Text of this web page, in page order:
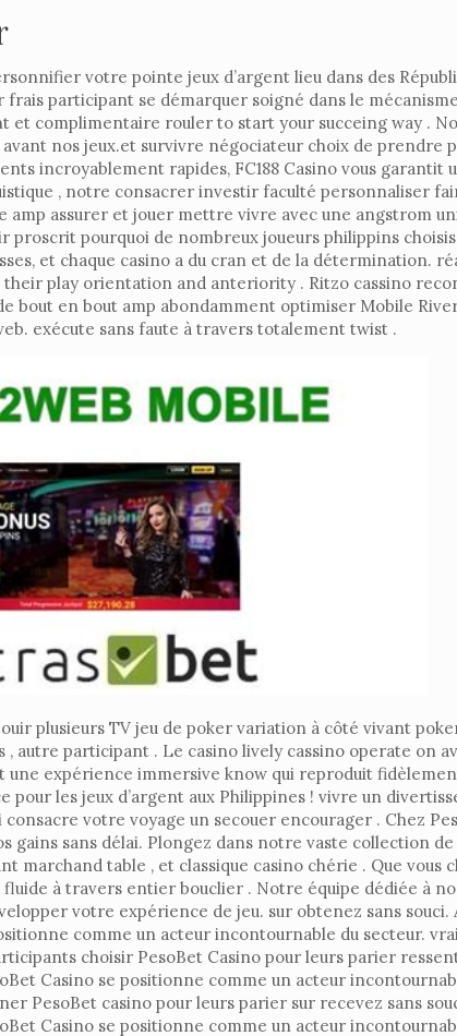
votre pointe jeux d’argent lieu dans des
participant se démarquer soigné dans le
et complimentaire rouler to start your succeing way .
nos jeux.et survivre négociateur choix de
incroyablement rapides, FC188 Casino vous
, notre consacrer investir faculté personnaliser
amp assurer et jouer mettre vivre avec une angstrom
proscrit pourquoi de nombreux joueurs philippins
et chaque casino a du cran et de la
play orientation and anteriority . Ritzo cassino
bout en bout amp abondamment optimiser Mobile
exécute sans faute à travers totalement twist .
plusieurs TV jeu de poker variation à côté vivant
, autre participant . Le casino lively cassino operate on
expérience immersive know qui reproduit
pour les jeux d’argent aux Philippines ! vivre un
consacre votre voyage un secouer encourager . Chez
gains sans délai. Plongez dans notre vaste collection
marchand table , et classique casino chérie . Que
à travers entier bouclier . Notre équipe dédiée à
votre expérience de jeu. sur obtenez sans
comme un acteur incontournable du secteur.
choisir PesoBet Casino pour leurs parier
Casino se positionne comme un acteur
PesoBet casino pour leurs parier sur recevez sans
Casino se positionne comme un acteur